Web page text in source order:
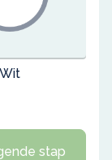
Wit
stap